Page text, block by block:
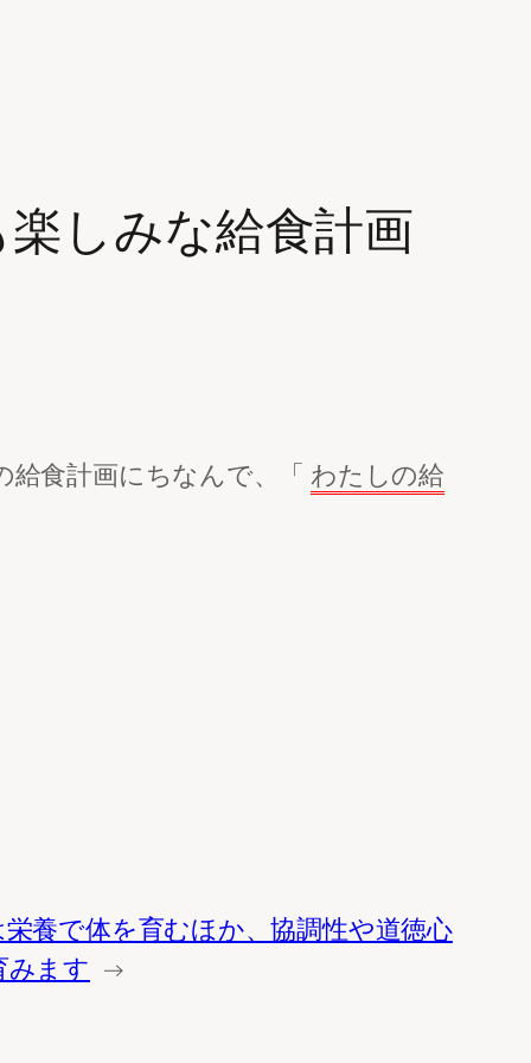
しみな給食計画
食計画にちなんで、「 わたしの給
養で体を育むほか、協調性や道徳心
みます →